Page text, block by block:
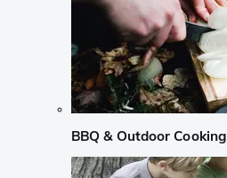
BBQ & Outdoor Cooking